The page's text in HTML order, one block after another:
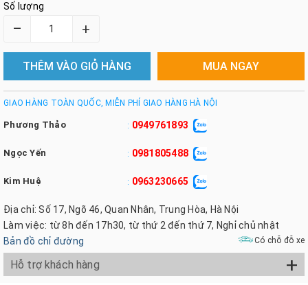
Số lượng
– +
THÊM VÀO GIỎ HÀNG MUA NGAY
GIAO HÀNG TOÀN QUỐC, MIỄN PHÍ GIAO HÀNG HÀ NỘI
Phương Thảo : 0949761893
Ngọc Yến : 0981805488
Kim Huệ : 0963230665
Địa chỉ: Số 17, Ngõ 46, Quan Nhân, Trung Hòa, Hà Nội
Làm việc: từ 8h đến 17h30, từ thứ 2 đến thứ 7, Nghỉ chủ nhật
Bản đồ chỉ đường
Có chỗ đỗ xe
Hỗ trợ khách hàng +